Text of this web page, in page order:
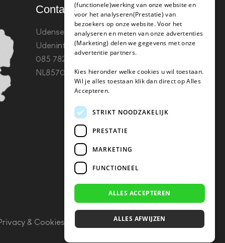
Contact
Udenseweg 8B 5405 PA
Udeninfo(@)koffie-tabletten.nlTel.
085 782 5578KvK 67529623 Btw:
NL857053759B01
& Cookies Algemene Voorwaarden
(functionele)werking van onze website en
voor het analyseren(Prestatie) van
bezoekers op onze website. Voor het
analyseren en meten van onze advertenties
(Marketing) delen we gegevens met onze
advertentie partners.
Kies hieronder welke cookies u wil toestaan.
Wil je alles toestaan klik dan direct op Alles
Accepteren.
STRIKT NOODZAKELIJK
PRESTATIE
MARKETING
FUNCTIONEEL
ALLES ACCEPTEREN
ALLES AFWIJZEN